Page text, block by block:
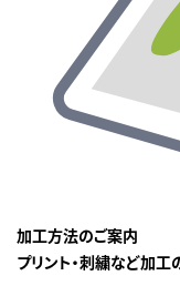
加工方法のご案内
プリント・刺繍など加